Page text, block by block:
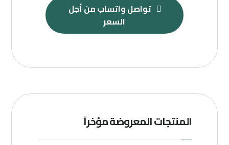
تواصل واتساب من أجل
السعر
المنتجات المعروضة مؤخراً